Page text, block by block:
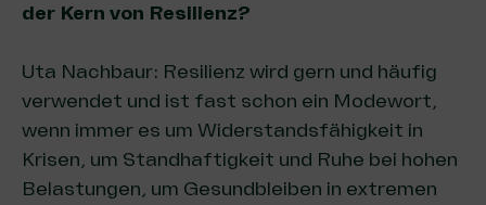
der Kern von Resilienz?
Uta Nachbaur: Resilienz wird gern und häufig
verwendet und ist fast schon ein Modewort,
wenn immer es um Widerstandsfähigkeit in
Krisen, um Standhaftigkeit und Ruhe bei hohen
Belastungen, um Gesundbleiben in extremen